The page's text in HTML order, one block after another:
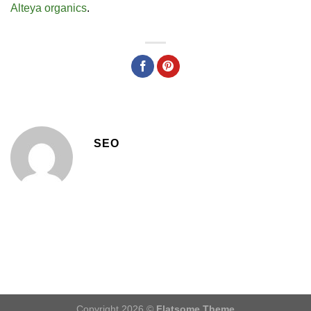
Alteya organics.
SEO
Copyright 2026 © Flatsome Theme